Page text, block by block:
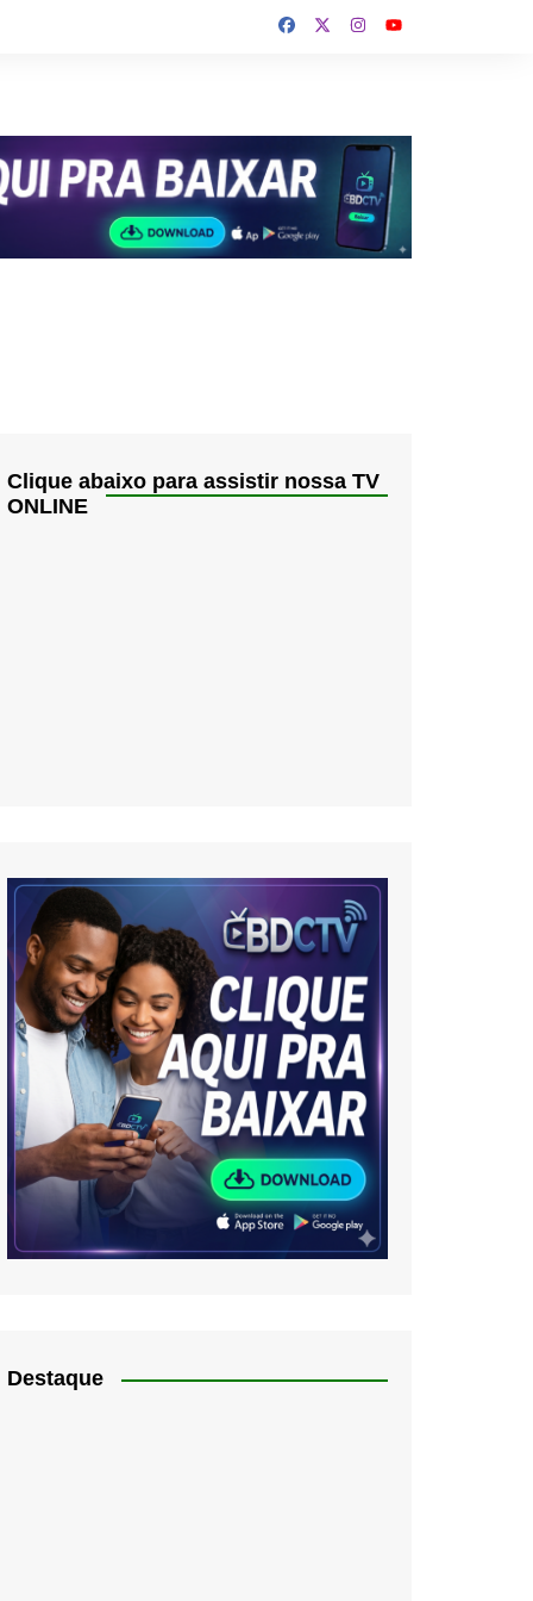
Clique abaixo para assistir nossa TV
ONLINE
Destaque